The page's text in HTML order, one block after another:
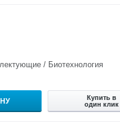
/ Биотехнология
Купить в
один клик